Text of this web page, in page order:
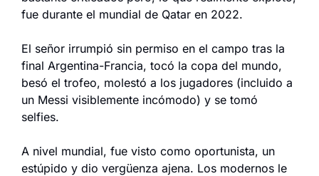
fue durante el mundial de Qatar en 2022.
El señor irrumpió sin permiso en el campo tras la
final Argentina-Francia, tocó la copa del mundo,
besó el trofeo, molestó a los jugadores (incluido a
un Messi visiblemente incómodo) y se tomó
selfies.
A nivel mundial, fue visto como oportunista, un
estúpido y dio vergüenza ajena. Los modernos le